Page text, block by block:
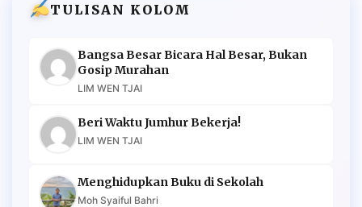
TULISAN KOLOM
Bangsa Besar Bicara Hal Besar, Bukan
Gosip Murahan
LIM WEN TJAI
Beri Waktu Jumhur Bekerja!
LIM WEN TJAI
Menghidupkan Buku di Sekolah
Moh Syaiful Bahri